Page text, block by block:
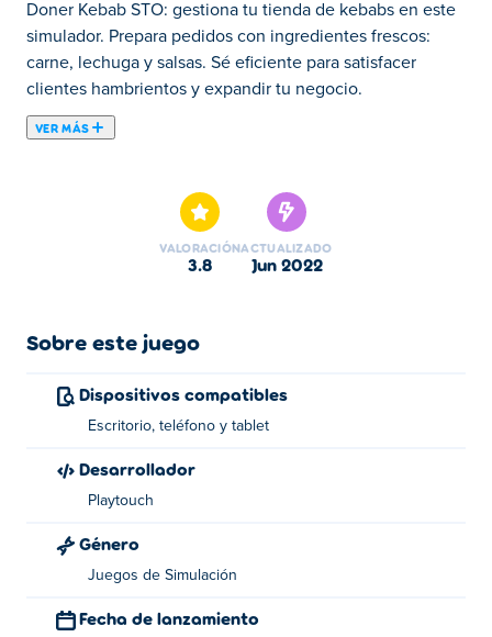
Doner Kebab STO: gestiona tu tienda de kebabs en este
simulador. Prepara pedidos con ingredientes frescos:
carne, lechuga y salsas. Sé eficiente para satisfacer
clientes hambrientos y expandir tu negocio.
VER MÁS
VALORACIÓN
3.8
ACTUALIZADO
jun 2022
Sobre este juego
Dispositivos compatibles
Escritorio, teléfono y tablet
Desarrollador
Playtouch
Género
Juegos de Simulación
Fecha de lanzamiento